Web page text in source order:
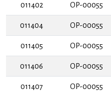
011402 OP-00055
011404 OP-00055
011405 OP-00055
011406 OP-00055
011407 OP-00055